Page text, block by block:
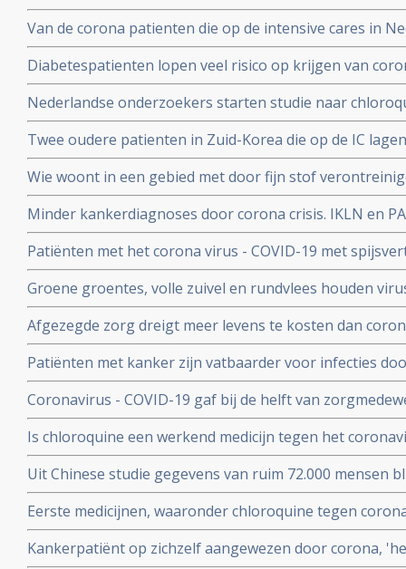
corona virus die een SOHA score - sepsis-
hadden bij opname op de Intensive Care
Van de corona patienten die op de intensive cares in
32 procent mensen met ernstig overgewicht en
Diabetespatienten lopen veel risico op krijgen van
eerste Nederlandse onderzoek onder 100 patienten.
Nederlandse onderzoekers starten studie naar
patienten die besmet zijn met het coronavirus - COVID-
Twee oudere patienten in Zuid-Korea die op de IC
corona virus door bloedplasma behandeling van
Wie woont in een gebied met door fijn stof
groter risico op overlijden aan corona virus in
zuiverder lucht
Minder kankerdiagnoses door corona crisis. IKLN en
effecten op langere termijn schrijven zij in een brief.
Patiënten met het corona virus - COVID-19 met
slechtere prognose om te overleven dan patiënten
Groene groentes, volle zuivel en rundvlees houden
blijkt uit studie van kinderarts Ellen van der Gaag. En
virus (COVID-19)
Afgezegde zorg dreigt meer levens te kosten dan
van Gupta Strategists, een adviesbureau gericht op de
Patiënten met kanker zijn vatbaarder voor infecties
(beenmergonderdrukking) veroorzaakt door hun
overleden daardoor relatief meer kankerpatienten
Coronavirus - COVID-19 gaf bij de helft van
verkoudheid en geen koorts en zij bleven gewoon
onderzoek bij 86 zorgmedewerkers
Is chloroquine een werkend medicijn tegen het
wel op. Hier een paar studies
Uit Chinese studie gegevens van ruim 72.000 mensen
mensen besmet met het corona virus - Covid-19
herstelt
Eerste medicijnen, waaronder chloroquine tegen
uitstekend te werken. 80 procent minder virus in bloed,
onderzoekers
Kankerpatiënt op zichzelf aangewezen door corona,